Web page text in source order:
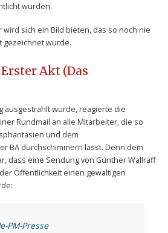
wurden.
sich ein Bild bieten, das so noch nie
gezeichnet wurde.
Akt (Das
ausgestrahlt wurde, reagierte die
Rundmail an alle Mitarbeiter, die so
und dem
BA durchschimmern lässt. Denn dem
dass eine Sendung von Günther Wallraff
Öffentlichkeit einen gewaltigen
PM-Presse